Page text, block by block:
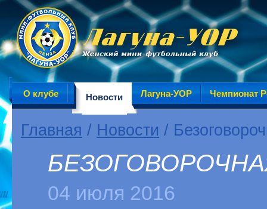
О клубе Новости Лагуна-УОР Чемпионат
Главная / Новости /
04 июля 2016